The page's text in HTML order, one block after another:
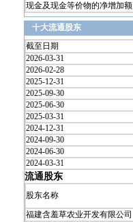
现金及现金等价物的净增加额
十大流通股东
截至日期
2026-03-31
2026-02-28
2025-12-31
2025-09-30
2025-06-30
2025-03-31
2024-12-31
2024-09-30
2024-06-30
2024-03-31
流通股东
股东名称
福建含羞草农业开发有限公司